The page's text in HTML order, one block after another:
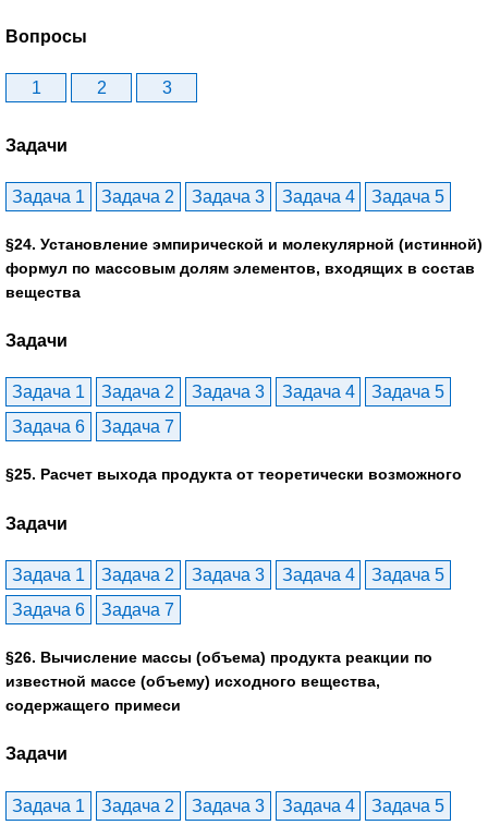
Вопросы
1 2 3
Задачи
Задача 1 Задача 2 Задача 3 Задача 4 Задача 5
§24. Установление эмпирической и молекулярной (истинной)
формул по массовым долям элементов, входящих в состав
вещества
Задачи
Задача 1 Задача 2 Задача 3 Задача 4
Задача 5
Задача 6
Задача 7
§25. Расчет выхода продукта от теоретически возможного
Задачи
Задача 1 Задача 2 Задача 3 Задача 4
Задача 5
Задача 6
Задача 7
§26. Вычисление массы (объема) продукта реакции по
известной массе (объему) исходного вещества,
содержащего примеси
Задачи
Задача 1 Задача 2 Задача 3 Задача 4
Задача 5